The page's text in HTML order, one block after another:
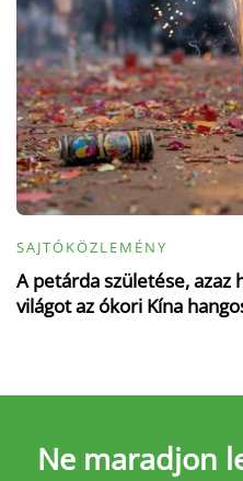
SAJTÓKÖZLEMÉNY
A petárda születése, azaz
világot az ókori Kína
Ne maradjon